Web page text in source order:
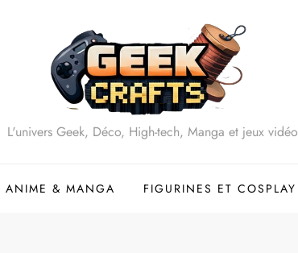
L'univers Geek, Déco, High-tech, Manga et jeux vidéo
ANIME & MANGA FIGURINES ET COSPLAY